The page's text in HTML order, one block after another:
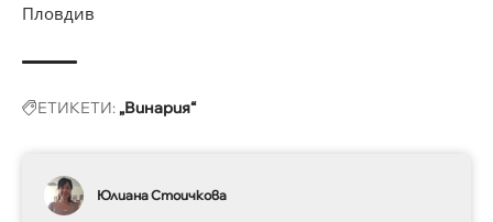
Пловдив
ЕТИКЕТИ:„Винария“
Юлиана Стоичкова